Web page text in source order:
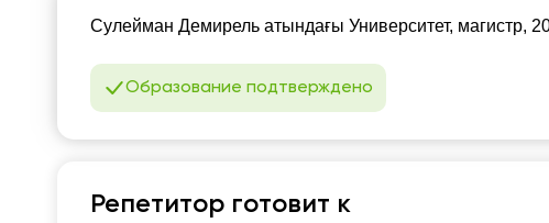
Сулейман Демирель атындағы Университет, магистр,
Образование подтверждено
Репетитор готовит к
свободных